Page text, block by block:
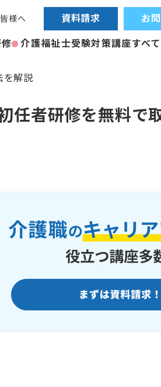
様へ 資料請求 お
介護福祉士受験対策講座すべ
を解説
任者研修を無料で